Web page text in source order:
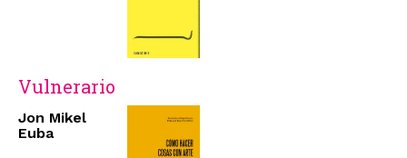
Vulnerario
Jon Mikel
Euba